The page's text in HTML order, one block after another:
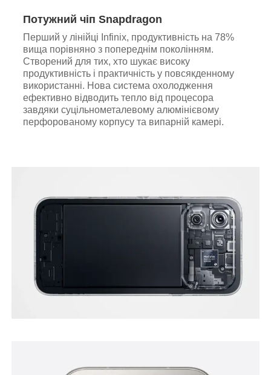
Потужний чіп Snapdragon
Перший у лінійці Infinix, продуктивність на 78%
вища порівняно з попереднім поколінням.
Створений для тих, хто шукає високу
продуктивність і практичність у повсякденному
використанні. Нова система охолодження
ефективно відводить тепло від процесора
завдяки суцільнометалевому алюмінієвому
перфорованому корпусу та випарній камері.